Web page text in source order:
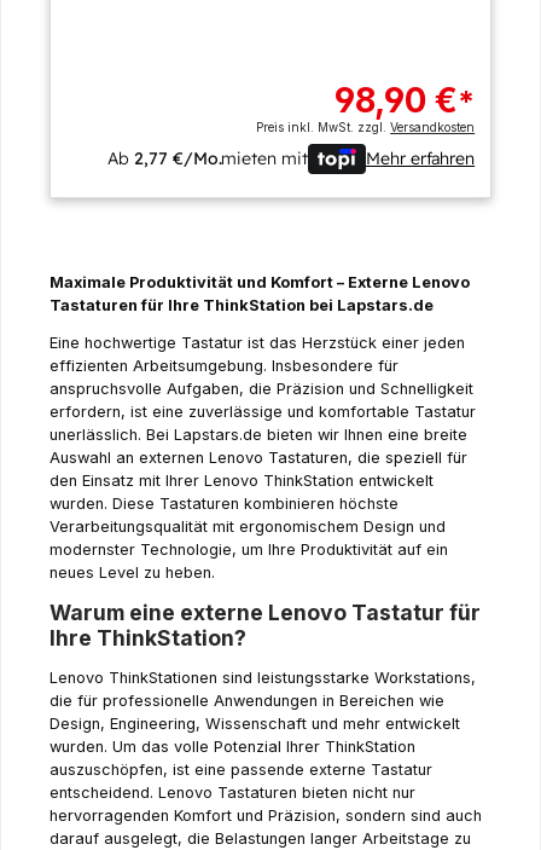
98,90 €*
Preis inkl. MwSt. zzgl.Versandkosten
Ab2,77 €/Mo.mieten mit Mehr erfahren
Maximale Produktivität und Komfort – Externe Lenovo
Tastaturen für Ihre ThinkStation bei Lapstars.de
Eine hochwertige Tastatur ist das Herzstück einer jeden
effizienten Arbeitsumgebung. Insbesondere für
anspruchsvolle Aufgaben, die Präzision und Schnelligkeit
erfordern, ist eine zuverlässige und komfortable Tastatur
unerlässlich. Bei Lapstars.de bieten wir Ihnen eine breite
Auswahl an externen Lenovo Tastaturen, die speziell für
den Einsatz mit Ihrer Lenovo ThinkStation entwickelt
wurden. Diese Tastaturen kombinieren höchste
Verarbeitungsqualität mit ergonomischem Design und
modernster Technologie, um Ihre Produktivität auf ein
neues Level zu heben.
Warum eine externe Lenovo Tastatur für
Ihre ThinkStation?
Lenovo ThinkStationen sind leistungsstarke Workstations,
die für professionelle Anwendungen in Bereichen wie
Design, Engineering, Wissenschaft und mehr entwickelt
wurden. Um das volle Potenzial Ihrer ThinkStation
auszuschöpfen, ist eine passende externe Tastatur
entscheidend. Lenovo Tastaturen bieten nicht nur
hervorragenden Komfort und Präzision, sondern sind auch
darauf ausgelegt, die Belastungen langer Arbeitstage zu